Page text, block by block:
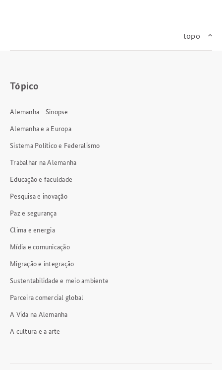
topo
Tópico
Alemanha - Sinopse
Alemanha e a Europa
Sistema Político e Federalismo
Trabalhar na Alemanha
Educação e faculdade
Pesquisa e inovação
Paz e segurança
Clima e energia
Mídia e comunicação
Migração e integração
Sustentabilidade e meio ambiente
Parceira comercial global
A Vida na Alemanha
A cultura e a arte